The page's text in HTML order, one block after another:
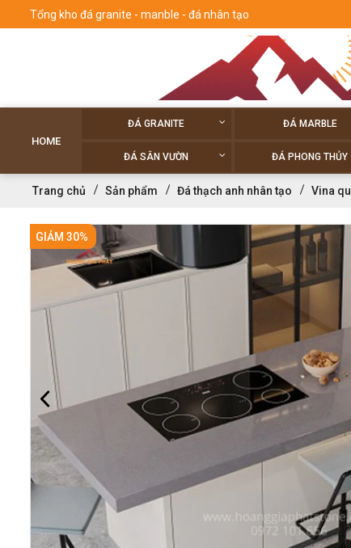
Tổng kho đá granite - manble - đá nhân tạo
HOME
ĐÁ GRANITE ĐÁ MARBLE
ĐÁ SÂN VƯỜN ĐÁ PHONG THỦY
Trang chủ Sản phẩm Đá thạch anh nhân tạo Vina
GIẢM 30%